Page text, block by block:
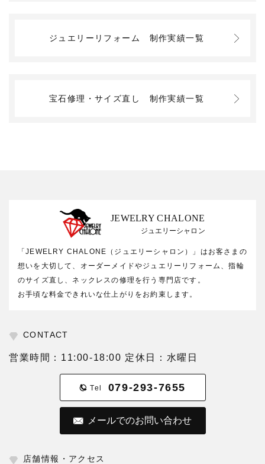
ジュエリーリフォーム 制作実績一覧
宝石修理・サイズ直し 制作実績一覧
JEWELRY CHALONE
ジュエリーシャロン
「JEWELRY CHALONE（ジュエリーシャロン）」はお客さまの
想いを大切して、オーダーメイドやジュエリーリフォーム、指輪
のサイズ直し、ネックレスの修理を行う専門店です。
お手頃な料金できれいな仕上がりをお約束します。
CONTACT
営業時間：11:00-18:00 定休日：水曜日
Tel 079-293-7655
メールでのお問い合わせ
店舗情報・アクセス